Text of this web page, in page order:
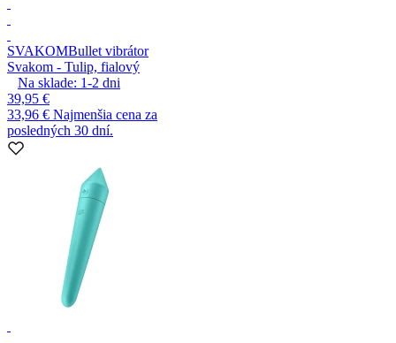
SVAKOMBullet vibrátor
Svakom - Tulip, fialový
Na sklade: 1-2 dni
39,95 €
33,96 € Najmenšia cena za
posledných 30 dní.